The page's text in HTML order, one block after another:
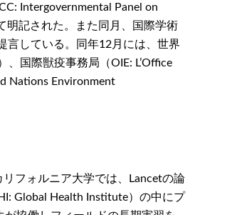
Intergovernmental Panel on
明記された。また同月、国際学術
言している。同年12月には、世界
国際獣疫事務局（OIE: L’Office
Nations Environment
フォルニア大学では、Lancetの論
Global Health Institute）の中にプ